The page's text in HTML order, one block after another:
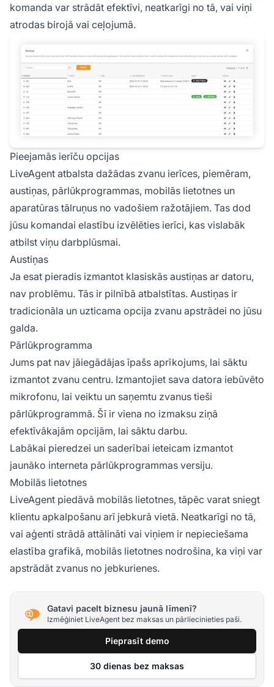
komanda var strādāt efektīvi, neatkarīgi no tā, vai viņi
atrodas birojā vai ceļojumā.
Pieejamās ierīču opcijas
LiveAgent atbalsta dažādas zvanu ierīces, piemēram,
austiņas, pārlūkprogrammas, mobilās lietotnes un
aparatūras tālruņus no vadošiem ražotājiem. Tas dod
jūsu komandai elastību izvēlēties ierīci, kas vislabāk
atbilst viņu darbplūsmai.
Austiņas
Ja esat pieradis izmantot klasiskās austiņas ar datoru,
nav problēmu. Tās ir pilnībā atbalstītas. Austiņas ir
tradicionāla un uzticama opcija zvanu apstrādei no jūsu
galda.
Pārlūkprogramma
Jums pat nav jāiegādājas īpašs aprīkojums, lai sāktu
izmantot zvanu centru. Izmantojiet sava datora iebūvēto
mikrofonu, lai veiktu un saņemtu zvanus tieši
pārlūkprogrammā. Šī ir viena no izmaksu ziņā
efektīvākajām opcijām, lai sāktu darbu.
Labākai pieredzei un saderībai ieteicam izmantot
jaunāko interneta pārlūkprogrammas versiju.
Mobilās lietotnes
LiveAgent piedāvā mobilās lietotnes, tāpēc varat sniegt
klientu apkalpošanu arī jebkurā vietā. Neatkarīgi no tā,
vai aģenti strādā attālināti vai viņiem ir nepieciešama
elastība grafikā, mobilās lietotnes nodrošina, ka viņi var
apstrādāt zvanus no jebkurienes.
Gatavi pacelt biznesu jaunā līmenī?
Izmēģiniet LiveAgent bez maksas un pārliecinieties paši.
Pieprasīt demo
30 dienas bez maksas